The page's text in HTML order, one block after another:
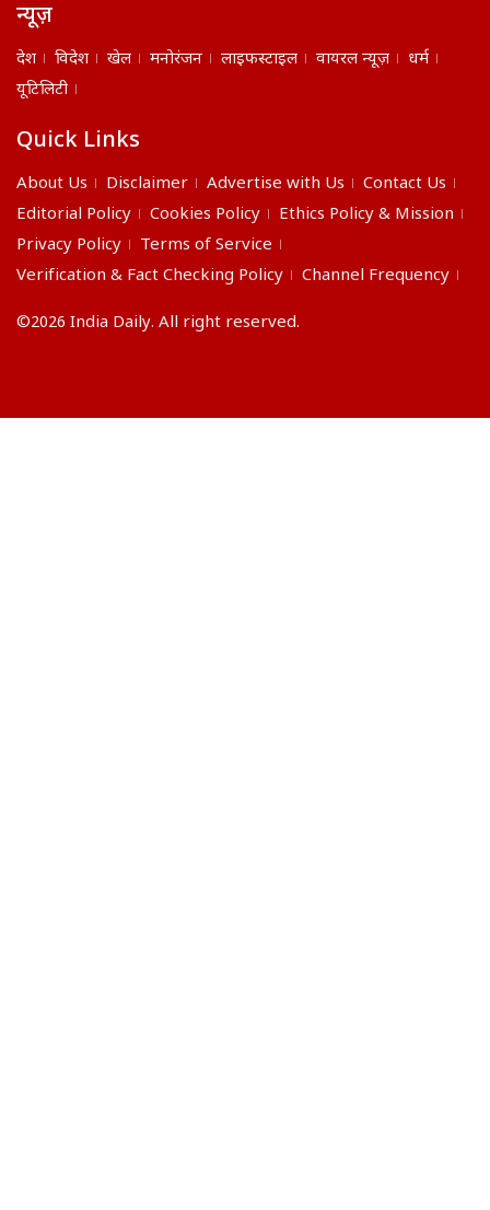
न्यूज़
देश विदेश खेल मनोरंजन लाइफस्टाइल वायरल न्यूज़
धर्म
यूटिलिटी
Quick Links
About Us Disclaimer Advertise with Us
Contact Us
Editorial Policy
Cookies Policy
Ethics Policy & Mission
Privacy Policy
Terms of Service
Verification & Fact Checking Policy
Channel Frequency
©2026 India Daily. All right reserved.